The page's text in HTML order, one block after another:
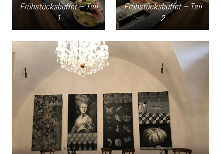
Frühstücksbuffet – Teil
1
Frühstücksbuffet – Teil
2